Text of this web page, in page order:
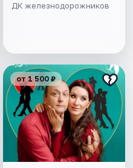
ДК железнодорожников
от 1 500 ₽